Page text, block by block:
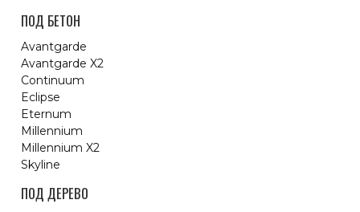
ПОД БЕТОН
Avantgarde
Avantgarde X2
Continuum
Eclipse
Eternum
Millennium
Millennium X2
Skyline
ПОД ДЕРЕВО